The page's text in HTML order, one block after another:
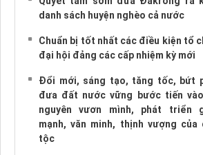
danh sách huyện nghèo cả nước
Chuẩn bị tốt nhất các điều kiện tổ
đại hội đảng các cấp nhiệm kỳ mới
Đổi mới, sáng tạo, tăng tốc, bứt
đưa đất nước vững bước tiến
nguyên vươn mình, phát triển
mạnh, văn minh, thịnh vượng của
tộc